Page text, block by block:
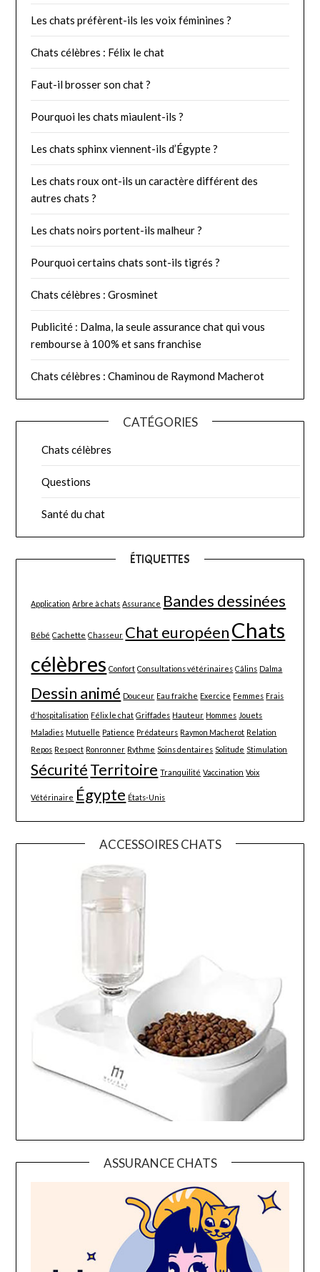
Les chats préfèrent-ils les voix féminines ?
Chats célèbres : Félix le chat
Faut-il brosser son chat ?
Pourquoi les chats miaulent-ils ?
Les chats sphinx viennent-ils d’Égypte ?
Les chats roux ont-ils un caractère différent des
autres chats ?
Les chats noirs portent-ils malheur ?
Pourquoi certains chats sont-ils tigrés ?
Chats célèbres : Grosminet
Publicité : Dalma, la seule assurance chat qui vous
rembourse à 100% et sans franchise
Chats célèbres : Chaminou de Raymond Macherot
CATÉGORIES
Chats célèbres
Questions
Santé du chat
ÉTIQUETTES
Application Arbre à chats Assurance Bandes dessinées
Bébé Cachette Chasseur Chat européenChats
célèbres Confort Consultations vétérinaires Câlins Dalma
Dessin animé Douceur Eau fraîche Exercice Femmes Frais
d'hospitalisation Félix le chat Griffades Hauteur Hommes Jouets
Maladies Mutuelle Patience Prédateurs Raymon Macherot Relation
Repos Respect Ronronner Rythme Soins dentaires Solitude Stimulation
SécuritéTerritoire Tranquilité Vaccination Voix
Vétérinaire Égypte États-Unis
ACCESSOIRES CHATS
ASSURANCE CHATS